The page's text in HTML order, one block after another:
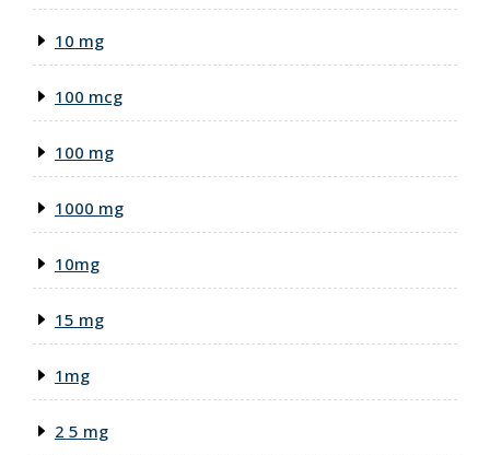
10 mg
100 mcg
100 mg
1000 mg
10mg
15 mg
1mg
2 5 mg